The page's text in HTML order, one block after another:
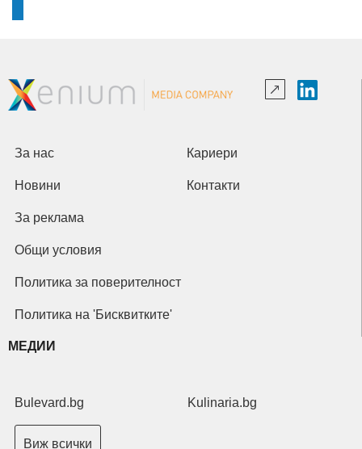
За нас Кариери
Новини Контакти
За реклама
Общи условия
Политика за поверителност
Политика на 'Бисквитките'
МЕДИИ
Bulevard.bg Kulinaria.bg
Виж всички